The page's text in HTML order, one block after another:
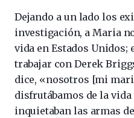
Dejando a un lado los
investigación, a Maria
vida en Estados Unidos;
trabajar con Derek
dice, «nosotros [mi
disfrutábamos de la
inquietaban las armas